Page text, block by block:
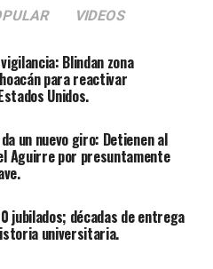
VIDEOS
Blindan zona
para reactivar
Unidos.
un nuevo giro: Detienen al
Aguirre por presuntamente
jubilados; décadas de entrega
universitaria.